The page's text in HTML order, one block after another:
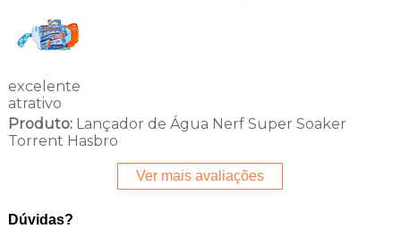
excelente
atrativo
Produto:Lançador de Água Nerf Super Soaker
Torrent Hasbro
Ver mais avaliações
Dúvidas?